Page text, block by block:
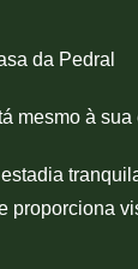
da Pedral
mesmo à sua
proporciona